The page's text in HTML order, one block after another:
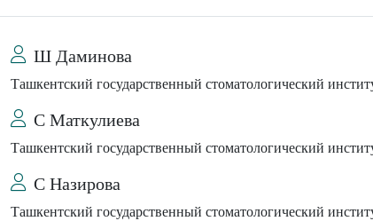
Ш Даминова
Ташкентский государственный стоматологический
С Маткулиева
Ташкентский государственный стоматологический
С Назирова
Ташкентский государственный стоматологический